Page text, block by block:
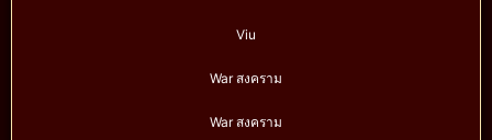
Viu
War สงคราม
War สงคราม